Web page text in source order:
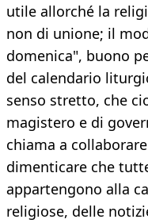
utile allorché la
non di unione; il
domenica", buono
del calendario
senso stretto, che
magistero e di
chiama a
dimenticare che
appartengono alla
religiose, delle